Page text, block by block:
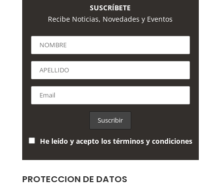
SUSCRÍBETE
Recibe Noticias, Novedades y Eventos
He leído y acepto los términos y condiciones
PROTECCION DE DATOS